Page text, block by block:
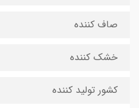
صاف کننده
خشک کننده
کشور تولید کننده